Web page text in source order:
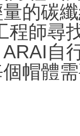
的碳
程師尋
自
帽體